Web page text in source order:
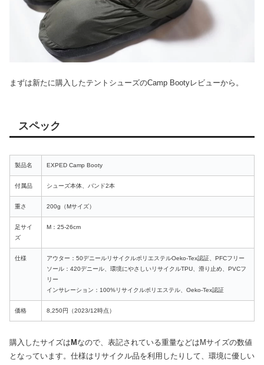
まずは新たに購入したテントシューズのCamp Bootyレビューから。
スペック
製品名 EXPED Camp Booty
付属品 シューズ本体、バンド2本
重さ 200g（Mサイズ）
足サイ
ズ
M：25-26cm
仕様
アウター：50デニールリサイクルポリエステルOeko-Tex認証、PFCフリー
ソール：420デニール、環境にやさしいリサイクルTPU、滑り止め、PVCフ
リー
インサレーション：100%リサイクルポリエステル、Oeko-Tex認証
価格 8,250円（2023/12時点）
購入したサイズはMなので、表記されている重量などはMサイズの数値
となっています。仕様はリサイクル品を利用したりして、環境に優しい